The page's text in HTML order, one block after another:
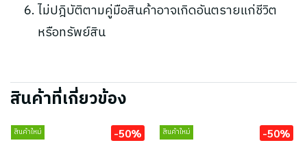
ไม่ปฎิบัติตามคู่มือสินค้าอาจเกิดอันตรายแก่ชีวิต
หรือทรัพย์สิน
สินค้าที่เกี่ยวข้อง
สินค้าใหม่ -50% สินค้าใหม่ -50%